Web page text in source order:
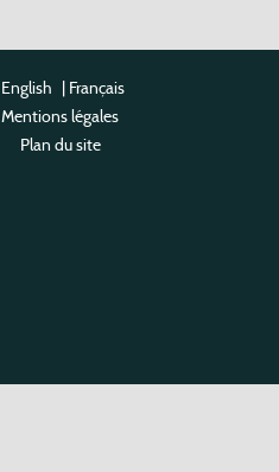
English | Français
Mentions légales
Plan du site